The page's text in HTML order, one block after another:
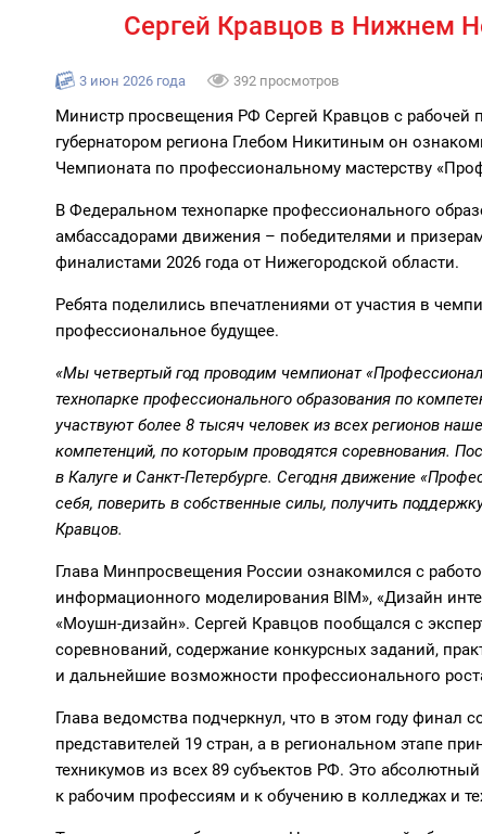
Сергей Кравцов в Нижнем
3 июн 2026 года 392 просмотров
Министр просвещения РФ Сергей Кравцов с рабочей
губернатором региона Глебом Никитиным он
Чемпионата по профессиональному мастерству
В Федеральном технопарке профессионального
амбассадорами движения – победителями и
финалистами 2026 года от Нижегородской области.
Ребята поделились впечатлениями от участия в
профессиональное будущее.
«Мы четвертый год проводим чемпионат
технопарке профессионального образования по
участвуют более 8 тысяч человек из всех регионов
компетенций, по которым проводятся соревнования.
в Калуге и Санкт-Петербурге. Сегодня движение
себя, поверить в собственные силы, получить
Кравцов.
Глава Минпросвещения России ознакомился с
информационного моделирования BIM», «Дизайн
«Моушн-дизайн». Сергей Кравцов пообщался с
соревнований, содержание конкурсных заданий,
и дальнейшие возможности профессионального
Глава ведомства подчеркнул, что в этом году финал
представителей 19 стран, а в региональном этапе
техникумов из всех 89 субъектов РФ. Это
к рабочим профессиям и к обучению в колледжах и